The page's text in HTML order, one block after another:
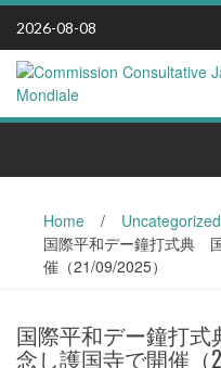
Skip
content
2026-08-08
Home / Uncategorized
国際平和デー鐘打式典
催（21/09/2025）
国際平和デー鐘打
念し護国寺で開催（